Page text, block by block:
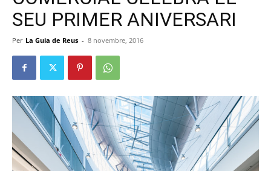
SEU PRIMER ANIVERSARI
Per La Guia de Reus - 8 novembre, 2016